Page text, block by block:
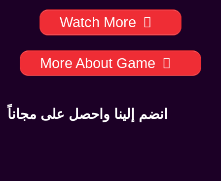
انضم إلينا واحصل على مجاناً